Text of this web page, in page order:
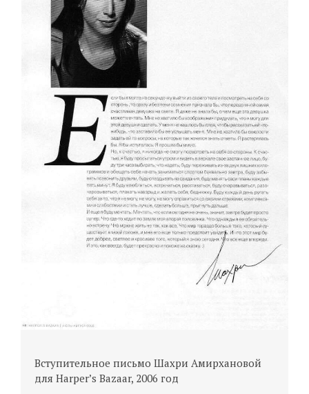
Вступительное письмо Шахри Амирхановой
для Harper’s Bazaar, 2006 год